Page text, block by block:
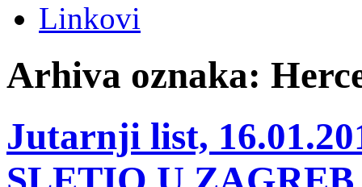
Linkovi
Arhiva oznaka:
Jutarnji list,